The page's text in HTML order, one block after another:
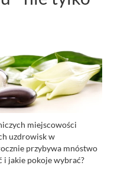
miejscowości
uzdrowisk w
przybywa mnóstwo
i jakie pokoje wybrać?